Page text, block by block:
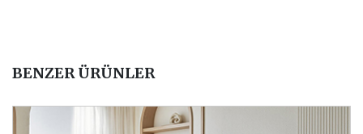
BENZER ÜRÜNLER